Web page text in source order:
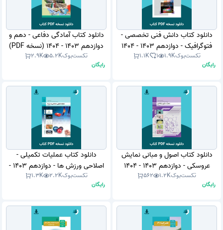
دانلود کتاب دانش فنی تخصصی -
فتوگرافیک - دوازدهم 1403 - 1404
(نسخه PDF)تکست‌بوک1.9K
1
1.1K
رایگان
دانلود کتاب آمادگی دفاعی - دهم و
دوازدهم 1403 - 1404 (نسخه PDF)
تکست‌بوک5.2K
2.9K
رایگان
دانلود کتاب اصول و مبانی نمایش
عروسکی - دوازدهم 1403 - 1404
(نسخه PDF)
تکست‌بوک1.2K
562
رایگان
دانلود کتاب عملیات تکمیلی -
اصلاحی ورزش ها - دوازدهم 1403 -
1404 (نسخه PDF)
تکست‌بوک2.2K
1.3K
رایگان